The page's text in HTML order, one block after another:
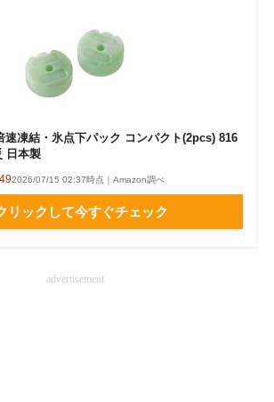
速凍結・氷点下パック コンパクト(2pcs) 816
日本製
2026/07/15 02:37時点｜Amazon調べ
リックして今すぐチェック
advertisement